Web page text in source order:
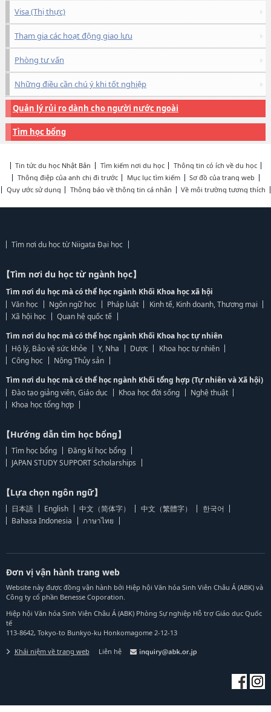
Visa (Thị thực)
Tham gia các hoạt động giao lưu
Phòng tư vấn
Những điều cần chú ý khi tốt nghiệp
Quản lý rủi ro dành cho người nước ngoài
Tìm học bổng
Tin tức du học Nhật Bản Tìm kiếm nơi du học
Thông tin có ích về du học
Thông điệp của anh chị đi trước
Mục lục tìm kiếm
Sơ đồ của trang web
Quy ước sử dụng
Thông báo về thông tin cá nhân Về môi trường tương thích
Tìm nơi du học từ Niigata Đại học
【Tìm nơi du học từ ngành học】
Tìm nơi du học mà có thể học ngành Khối Khoa học xã hội
Văn học
Ngôn ngữ học Pháp luật
Kinh tế, Kinh doanh, Thương mại
Xã hội học
Quan hệ quốc tế
Tìm nơi du học mà có thể học ngành Khối Khoa học tự nhiên
Hộ lý, Bảo vệ sức khỏe
Y, Nha Dược
Khoa học tự nhiên
Công học
Nông Thủy sản
Tìm nơi du học mà có thể học ngành Khối tổng hợp (Tự nhiên và Xã hội)
Đào tạo giảng viên, Giáo dục
Khoa học đời sống
Nghệ thuật
Khoa học tổng hợp
【Hướng dẫn tìm học bổng】
Tìm học bổng
Đăng kí học bổng
JAPAN STUDY SUPPORT Scholarships
【Lựa chọn ngôn ngữ】
日本語 English 中文（简体字） 中文（繁體字）
한국어
Bahasa Indonesia
ภาษาไทย
Đơn vị vận hành trang web
Website này được đồng vận hành bởi Hiệp hội Văn hóa Sinh Viên Châu Á (ABK) và
Công ty cổ phần Benesse Coporation.
Hiệp hội Văn hóa Sinh Viên Châu Á (ABK) Phòng Sự nghiệp Hỗ trợ Giáo dục Quốc
tế
113-8642, Tokyo-to Bunkyo-ku Honkomagome 2-12-13
Khái niệm về trang web Liên hệ